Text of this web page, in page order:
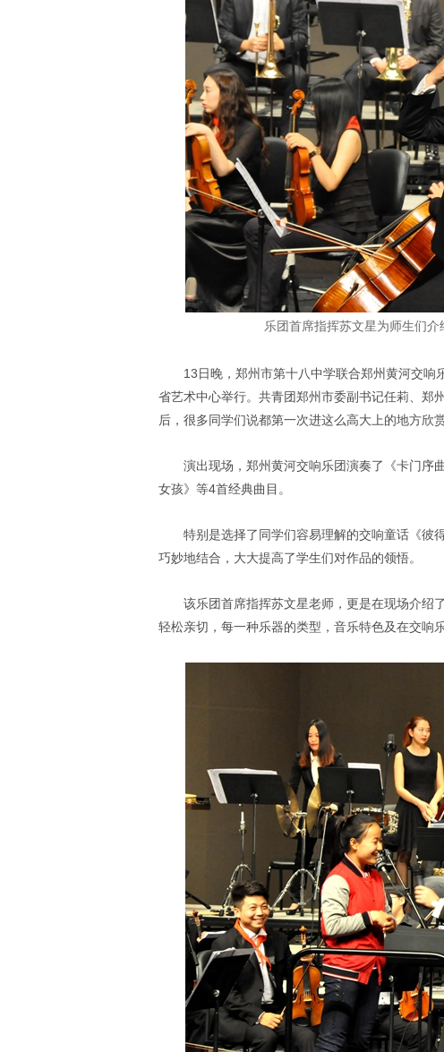
乐团首席指挥苏文星为师生们
13日晚，郑州市第十八中学联合郑州黄河交响
省艺术中心举行。共青团郑州市委副书记任莉、郑
后，很多同学们说都第一次进这么高大上的地方欣
演出现场，郑州黄河交响乐团演奏了《卡门序
女孩》等4首经典曲目。
特别是选择了同学们容易理解的交响童话《彼
巧妙地结合，大大提高了学生们对作品的领悟。
该乐团首席指挥苏文星老师，更是在现场介绍
轻松亲切，每一种乐器的类型，音乐特色及在交响